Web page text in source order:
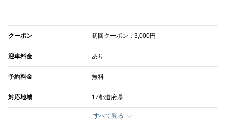
クーポン 初回クーポン：3,000円
迎車料金 あり
予約料金 無料
対応地域 17都道府県
すべて見る